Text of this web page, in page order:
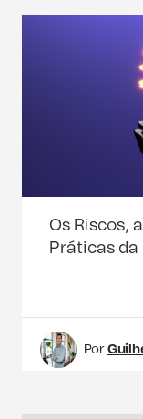
Os Riscos,
Práticas
Por